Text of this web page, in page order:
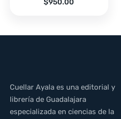
$950.00
Cuellar Ayala es una editorial y
librería de Guadalajara
especializada en ciencias de la